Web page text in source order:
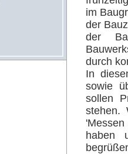
im
der
der
durch
In
sowie
sollen
stehen.
haben